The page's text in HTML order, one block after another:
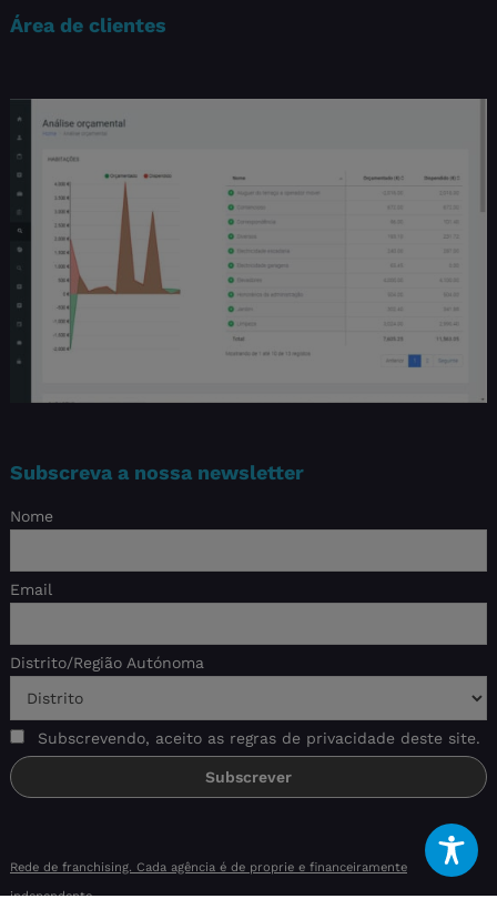
Área de clientes
Subscreva a nossa newsletter
Nome
Email
Distrito/Região Autónoma
Subscrevendo, aceito as regras de privacidade deste site.
Rede de franchising. Cada agência é de proprie e financeiramente
independente.